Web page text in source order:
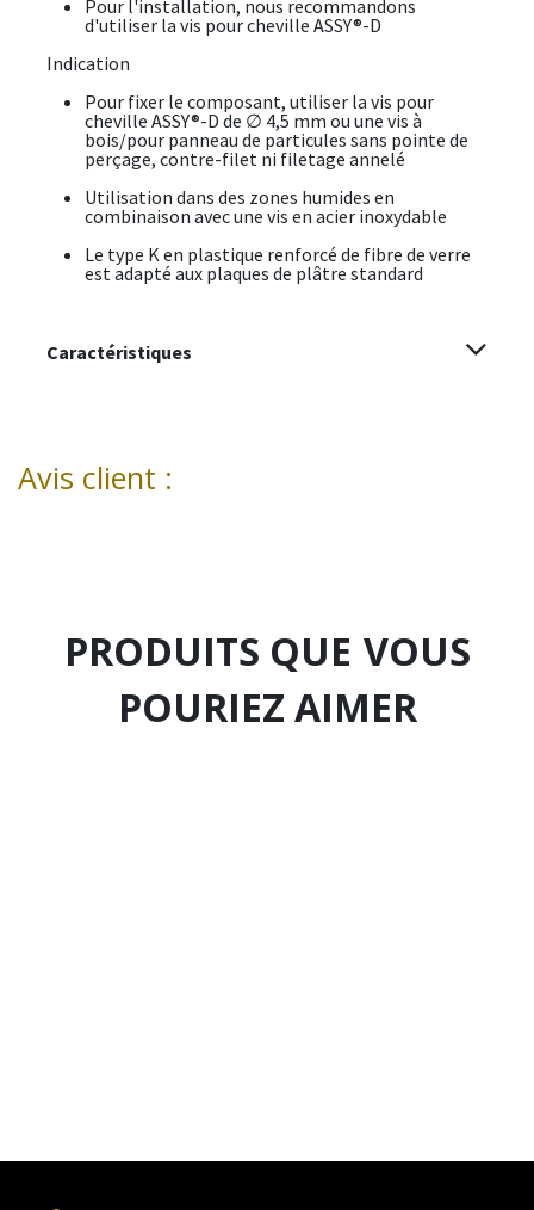
Pour l'installation, nous recommandons
d'utiliser la vis pour cheville ASSY®-D
Indication
Pour fixer le composant, utiliser la vis pour
cheville ASSY®-D de ∅ 4,5 mm ou une vis à
bois/pour panneau de particules sans pointe de
perçage, contre-filet ni filetage annelé
Utilisation dans des zones humides en
combinaison avec une vis en acier inoxydable
Le type K en plastique renforcé de fibre de verre
est adapté aux plaques de plâtre standard
Caractéristiques
Avis client :
PRODUITS QUE VOUS
POURIEZ AIMER